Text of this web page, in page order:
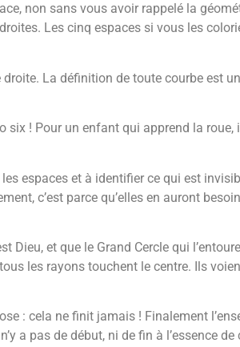
non sans vous avoir rappelé la
Les cinq espaces si vous les
La définition de toute courbe est
six ! Pour un enfant qui apprend la
espaces et à identifier ce qui est
c’est parce qu’elles en auront
et que le Grand Cercle qui
les rayons touchent le centre. Ils
: cela ne finit jamais ! Finalement
a pas de début, ni de fin à l’essence de